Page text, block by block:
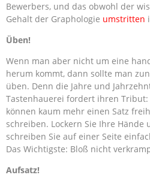
Bewerbers, und das obwohl der
Gehalt der Graphologie umstritten
Üben!
Wenn man aber nicht um eine
herum kommt, dann sollte man
üben. Denn die Jahre und
Tastenhauerei fordert ihren Tribut:
können kaum mehr einen Satz
schreiben. Lockern Sie Ihre Hände
schreiben Sie auf einer Seite
Das Wichtigste: Bloß nicht
Aufsatz!